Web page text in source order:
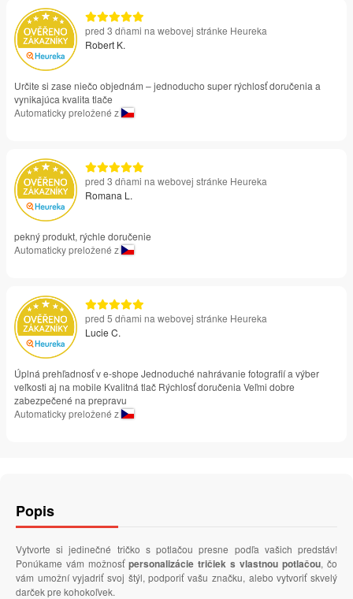
pred 3 dňami na webovej stránke Heureka
Robert K.
Určite si zase niečo objednám – jednoducho super rýchlosť doručenia a
vynikajúca kvalita tlače
Automaticky preložené z
pred 3 dňami na webovej stránke Heureka
Romana L.
pekný produkt, rýchle doručenie
Automaticky preložené z
pred 5 dňami na webovej stránke Heureka
Lucie C.
Úplná prehľadnosť v e-shope Jednoduché nahrávanie fotografií a výber
veľkosti aj na mobile Kvalitná tlač Rýchlosť doručenia Veľmi dobre
zabezpečené na prepravu
Automaticky preložené z
Popis
Vytvorte si jedinečné tričko s potlačou presne podľa vašich predstáv!
Ponúkame vám možnosť personalizácie tričiek s vlastnou potlačou, čo
vám umožní vyjadriť svoj štýl, podporiť vašu značku, alebo vytvoriť skvelý
darček pre kohokoľvek.